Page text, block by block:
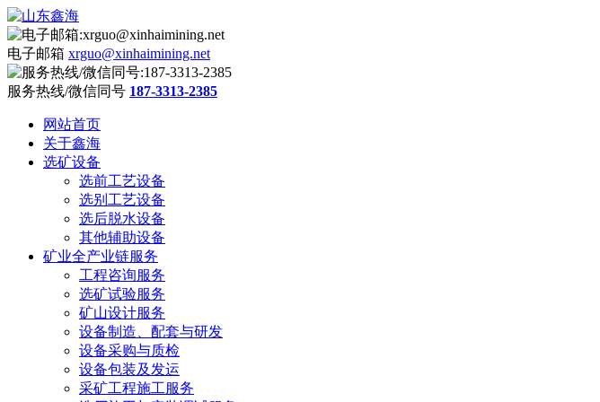
电子邮箱 xrguo@xinhaimining.net
服务热线/微信同号 187-3313-2385
网站首页
关于鑫海
选矿设备
选前工艺设备
选别工艺设备
选后脱水设备
其他辅助设备
矿业全产业链服务
工程咨询服务
选矿试验服务
矿山设计服务
设备制造、配套与研发
设备采购与质检
设备包装及发运
采矿工程施工服务